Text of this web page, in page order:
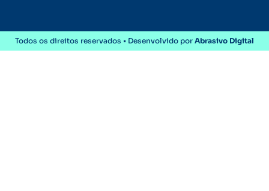
Todos os direitos reservados • Desenvolvido por Abrasivo Digital